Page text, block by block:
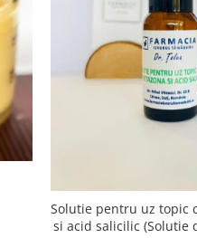
Solutie pentru uz topic
si acid salicilic (Solutie